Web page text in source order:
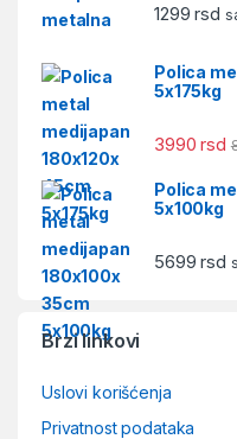
1299rsd
Polica
5x175kg
3990rsd
Polica
5x100kg
5699rsd
Brzi linkovi
Uslovi korišćenja
Privatnost podataka